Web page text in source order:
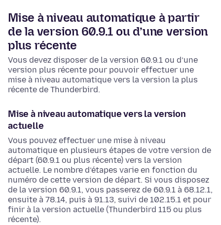
Mise à niveau automatique à partir
de la version 60.9.1 ou d’une version
plus récente
Vous devez disposer de la version 60.9.1 ou d’une
version plus récente pour pouvoir effectuer une
mise à niveau automatique vers la version la plus
récente de Thunderbird.
Mise à niveau automatique vers la version
actuelle
Vous pouvez effectuer une mise à niveau
automatique en plusieurs étapes de votre version de
départ (60.9.1 ou plus récente) vers la version
actuelle. Le nombre d’étapes varie en fonction du
numéro de cette version de départ. Si vous disposez
de la version 60.9.1, vous passerez de 60.9.1 à 68.12.1,
ensuite à 78.14, puis à 91.13, suivi de 102.15.1 et pour
finir à la version actuelle (Thunderbird 115 ou plus
récente).